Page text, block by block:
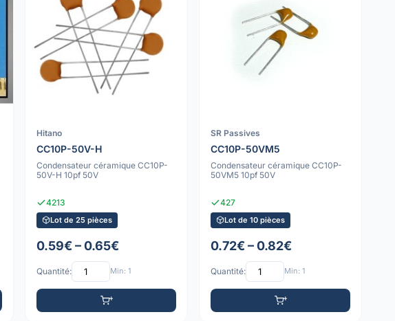
Hitano
CC10P-50V-H
Condensateur céramique CC10P-
50V-H 10pf 50V
4213
Lot de 25 pièces
0.59€ – 0.65€
Quantité: Min: 1
SR Passives
CC10P-50VM5
Condensateur céramique CC10P-
50VM5 10pf 50V
427
Lot de 10 pièces
0.72€ – 0.82€
Quantité: Min: 1